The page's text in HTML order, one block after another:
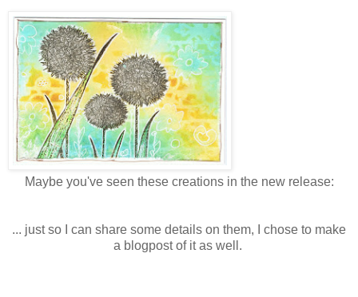
Maybe you've seen these creations in the new release:
... just so I can share some details on them, I chose to make
a blogpost of it as well.